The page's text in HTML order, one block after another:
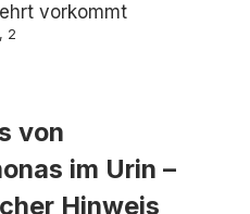
vorkommt
2
von
im Urin –
Hinweis